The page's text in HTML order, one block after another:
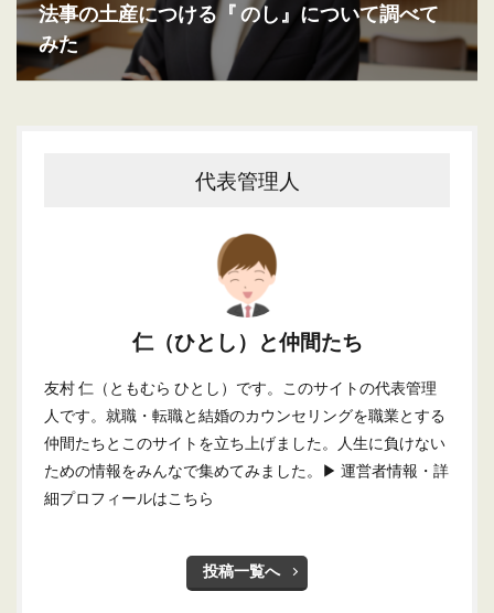
法事の土産につける『 のし』について調べて
みた
代表管理人
仁（ひとし）と仲間たち
友村 仁（ともむら ひとし）です。このサイトの代表管理
人です。就職・転職と結婚のカウンセリングを職業とする
仲間たちとこのサイトを立ち上げました。人生に負けない
ための情報をみんなで集めてみました。
▶ 運営者情報・詳
細プロフィールはこちら
投稿一覧へ